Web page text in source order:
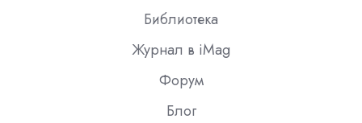
Библиотека
Журнал в iMag
Форум
Блог